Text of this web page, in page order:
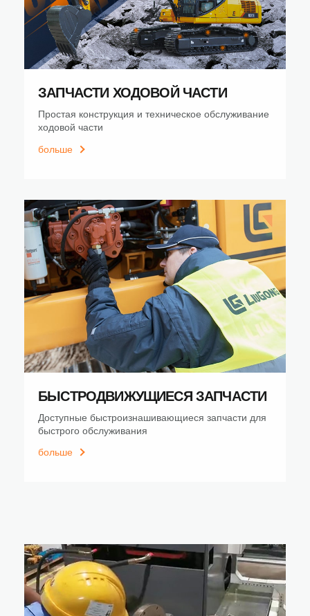
ЗАПЧАСТИ ХОДОВОЙ ЧАСТИ
Простая конструкция и техническое обслуживание
ходовой части
больше
БЫСТРОДВИЖУЩИЕСЯ ЗАПЧАСТИ
Доступные быстроизнашивающиеся запчасти для
быстрого обслуживания
больше